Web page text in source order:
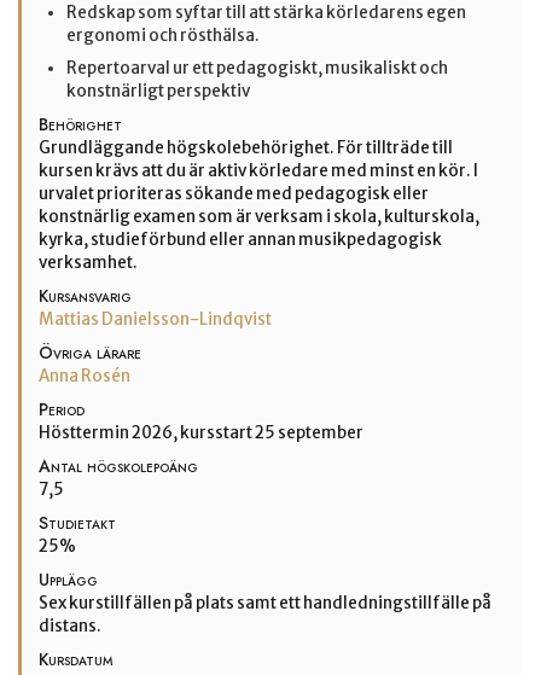
Redskap som syftar till att stärka körledarens egen
ergonomi och rösthälsa.
Repertoarval ur ett pedagogiskt, musikaliskt och
konstnärligt perspektiv
Behörighet
Grundläggande högskolebehörighet. För tillträde till
kursen krävs att du är aktiv körledare med minst en kör. I
urvalet prioriteras sökande med pedagogisk eller
konstnärlig examen som är verksam i skola, kulturskola,
kyrka, studieförbund eller annan musikpedagogisk
verksamhet.
Kursansvarig
Mattias Danielsson-Lindqvist
Övriga lärare
Anna Rosén
Period
Hösttermin 2026, kursstart 25 september
Antal högskolepoäng
7,5
Studietakt
25%
Upplägg
Sex kurstillfällen på plats samt ett handledningstillfälle på
distans.
Kursdatum